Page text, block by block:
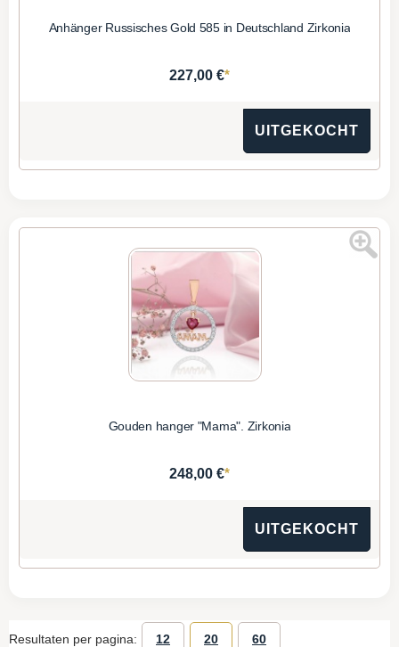
Anhänger Russisches Gold 585 in Deutschland Zirkonia
227,00 €*
UITGEKOCHT
Gouden hanger "Mama". Zirkonia
248,00 €*
UITGEKOCHT
Resultaten per pagina: 12 20 60